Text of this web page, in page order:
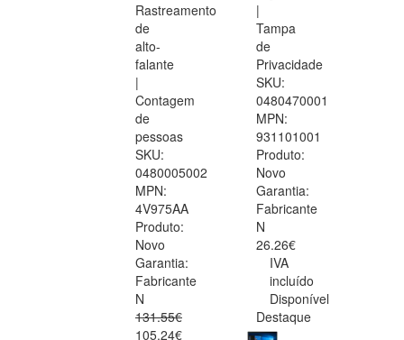
Rastreamento
de
alto-
falante
|
Contagem
de
pessoas
SKU:
0480005002
MPN:
4V975AA
Produto:
Novo
Garantia:
Fabricante
N
131.55€
105.24€
|
Tampa
de
Privacidade
SKU:
0480470001
MPN:
931101001
Produto:
Novo
Garantia:
Fabricante
N
26.26€
IVA
incluído
Disponível
Destaque